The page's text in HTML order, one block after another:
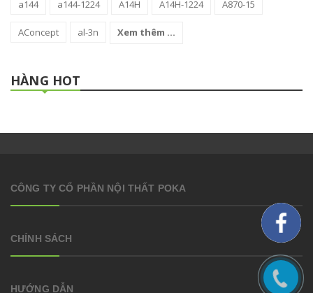
a144 a144-1224 A14H A14H-1224 A870-15
AConcept al-3n Xem thêm ...
HÀNG HOT
CÔNG TY CỔ PHẦN NỘI THẤT POKA
CHÍNH SÁCH
HƯỚNG DẪN